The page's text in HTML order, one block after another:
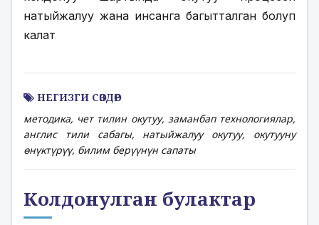
натыйжалуу жана инсанга багытталган болуп
калат
НЕГИЗГИ СӨЗДӨР
методика, чет тилин окутуу, заманбап технологиялар,
англис тили сабагы, натыйжалуу окутуу, окутууну
өнүктүрүү, билим берүүнүн сапаты
Колдонулган булактар